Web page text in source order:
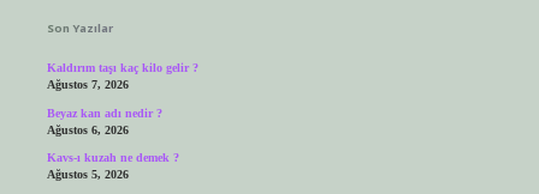
Son Yazılar
Kaldırım taşı kaç kilo gelir ?
Ağustos 7, 2026
Beyaz kan adı nedir ?
Ağustos 6, 2026
Kavs-ı kuzah ne demek ?
Ağustos 5, 2026